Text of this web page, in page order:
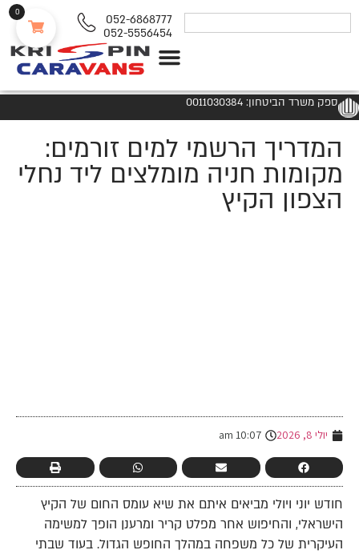
052-6868777
052-5556454
ספק משרד הביטחון: 0011030384
המדריך הרשמי למים זורמים:
מקומות חניה מומלצים ליד נחלי
הצפון הקיץ
יולי 8, 2026 10:07 am
חודש יוני ויולי מביאים איתם את שיא עומס החום של הקיץ
הישראלי, והחיפוש אחר מפלט קריר ומרענן הופך למשימה
העיקרית של כל משפחה במהלך החופש הגדול. בעוד שבתי
0